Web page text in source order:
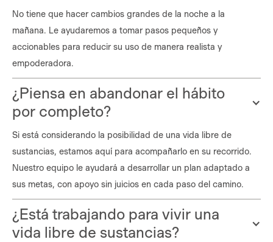
No tiene que hacer cambios grandes de la noche a la
mañana. Le ayudaremos a tomar pasos pequeños y
accionables para reducir su uso de manera realista y
empoderadora.
¿Piensa en abandonar el hábito
por completo?
Si está considerando la posibilidad de una vida libre de
sustancias, estamos aquí para acompañarlo en su recorrido.
Nuestro equipo le ayudará a desarrollar un plan adaptado a
sus metas, con apoyo sin juicios en cada paso del camino.
¿Está trabajando para vivir una
vida libre de sustancias?